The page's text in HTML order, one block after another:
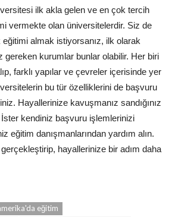
ilk akla gelen ve en çok tercih
vermekte olan üniversitelerdir. Siz de
almak istiyorsanız, ilk olarak
gereken kurumlar bunlar olabilir. Her biri
farklı yapılar ve çevreler içerisinde yer
bu tür özelliklerini de başvuru
Hayallerinize kavuşmanız sandığınız
kendiniz başvuru işlemlerinizi
eğitim danışmanlarından yardım alın.
hayallerinize bir adım daha
eğitim